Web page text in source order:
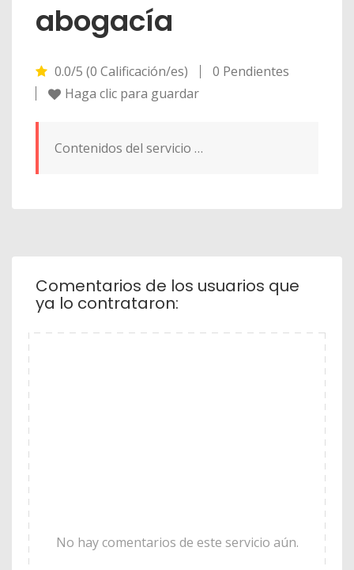
abogacía
0.0/5 (0 Calificación/es)
0 Pendientes
Haga clic para guardar
Contenidos del servicio …
Comentarios de los usuarios que
ya lo contrataron:
No hay comentarios de este servicio aún.